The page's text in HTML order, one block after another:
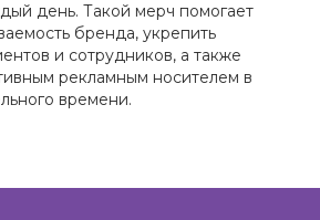
день. Такой мерч помогает
бренда, укрепить
и сотрудников, а также
рекламным носителем в
времени.